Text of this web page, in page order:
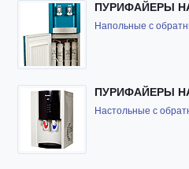
ПУРИФАЙЕРЫ
Напольные с
ПУРИФАЙЕРЫ
Настольные с